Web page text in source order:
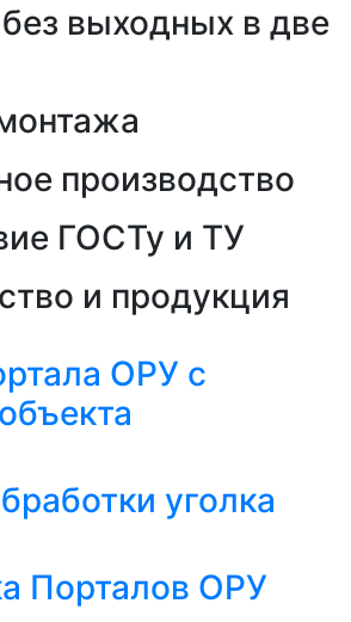
выходных в две
производство
ГОСТу и ТУ
и продукция
ОРУ с
уголка
Порталов ОРУ